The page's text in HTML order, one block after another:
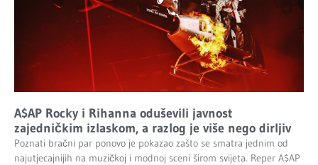
A$AP Rocky i Rihanna oduševili javnost
zajedničkim izlaskom, a razlog je više nego dirljiv
Poznati bračni par ponovo je pokazao zašto se smatra jednim od
najutjecajnijih na muzičkoj i modnoj sceni širom svijeta. Reper A$AP